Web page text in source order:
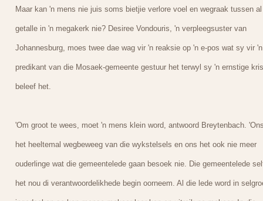
Maar kan 'n mens nie juis soms bietjie verlore voel en wegraak tussen
getalle in 'n megakerk nie? Desiree Vondouris, 'n verpleegsuster van
Johannesburg, moes twee dae wag vir 'n reaksie op 'n e-pos wat sy vir 'n
predikant van die Mosaek-gemeente gestuur het terwyl sy 'n ernstige
beleef het.
'Om groot te wees, moet 'n mens klein word, antwoord Breytenbach.
het heeltemal wegbeweeg van die wykstelsels en ons het ook nie meer
ouderlinge wat die gemeentelede gaan besoek nie. Die gemeentelede
het nou di verantwoordelikhede begin oorneem. Al die lede word in